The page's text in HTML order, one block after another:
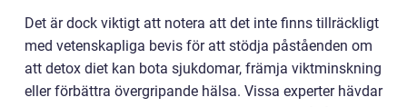
Det är dock viktigt att notera att det inte finns tillräckligt
med vetenskapliga bevis för att stödja påståenden om
att detox diet kan bota sjukdomar, främja viktminskning
eller förbättra övergripande hälsa. Vissa experter hävdar